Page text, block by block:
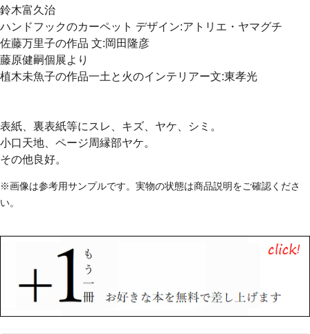
鈴木富久治
ハンドフックのカーペット デザイン:アトリエ・ヤマグチ
佐藤万里子の作品 文:岡田隆彦
藤原健嗣個展より
植木未魚子の作品一土と火のインテリアー文:東孝光
表紙、裏表紙等にスレ、キズ、ヤケ、シミ。
小口天地、ページ周縁部ヤケ。
その他良好。
※画像は参考用サンプルです。実物の状態は商品説明をご確認くださ
い。